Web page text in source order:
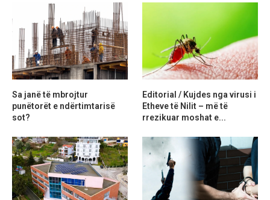
Sa janë të mbrojtur
punëtorët e ndërtimtarisë
sot?
Editorial / Kujdes nga virusi i
Etheve të Nilit – më të
rrezikuar moshat e...